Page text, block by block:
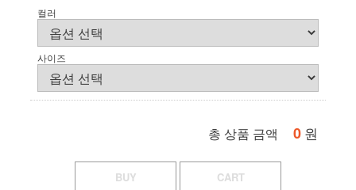
컬러
사이즈
총 상품 금액 0 원
BUY CART